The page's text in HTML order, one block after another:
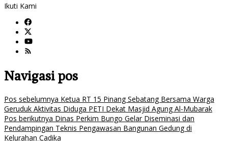
Ikuti Kami
Navigasi pos
Pos sebelumnya Ketua RT 15 Pinang Sebatang Bersama Warga
Geruduk Aktivitas Diduga PETI Dekat Masjid Agung Al-Mubarak
Pos berikutnya Dinas Perkim Bungo Gelar Diseminasi dan
Pendampingan Teknis Pengawasan Bangunan Gedung di
Kelurahan Cadika